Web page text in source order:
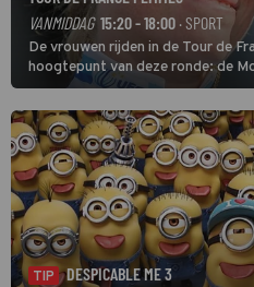
VANMIDDAG 15:20 - 18:00 · SPORT
De vrouwen rijden in de Tour de
hoogtepunt van deze ronde: de
finishten de vrouwen voor deze
buitencategorie. De aanloop naar
TIP
DESPICABLE ME 3